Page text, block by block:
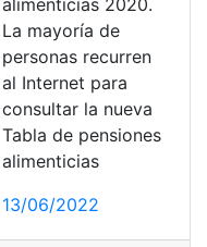
alimenticias 2020.
La mayoría de
personas recurren
al Internet para
consultar la nueva
Tabla de pensiones
alimenticias
13/06/2022